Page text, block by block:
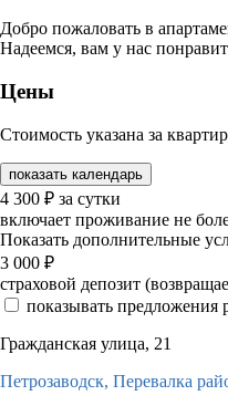
Добро пожаловать в
Надеемся, вам у нас
Цены
Стоимость указана за
показать календарь
4 300 ₽ за сутки
включает проживание не
Показать дополнительные
3 000 ₽
страховой депозит
показывать предложения
Гражданская улица, 21
Петрозаводск, Перевалка